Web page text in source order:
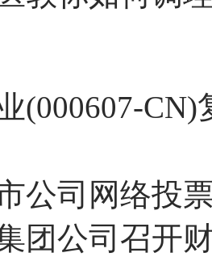
(000607-
公司网络投
团公司召开